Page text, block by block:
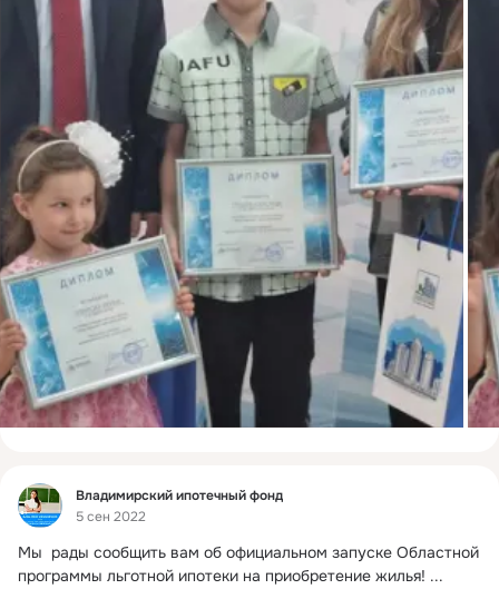
Фид
Владимирский ипотечный фонд
5 сен 2022
Мы  рады сообщить вам об официальном запуске Областной
программы льготной ипотеки на приобретение жилья! ...